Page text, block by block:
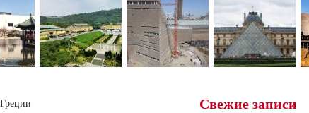
Свежие записи